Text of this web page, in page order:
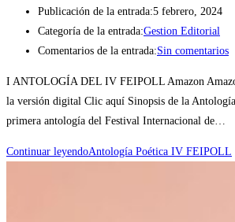
Publicación de la entrada:5 febrero, 2024
Categoría de la entrada:Gestion Editorial
Comentarios de la entrada:Sin comentarios
I ANTOLOGÍA DEL IV FEIPOLL Amazon
la versión digital Clic aquí Sinopsis de la
primera antología del Festival Internacional de…
Continuar leyendoAntología Poética IV FEIPOLL